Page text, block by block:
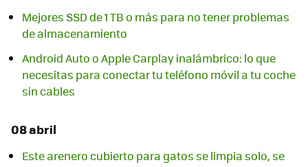
Mejores SSD de 1 TB o más para no tener problemas
de almacenamiento
Android Auto o Apple Carplay inalámbrico: lo que
necesitas para conectar tu teléfono móvil a tu coche
sin cables
08 abril
Este arenero cubierto para gatos se limpia solo, se